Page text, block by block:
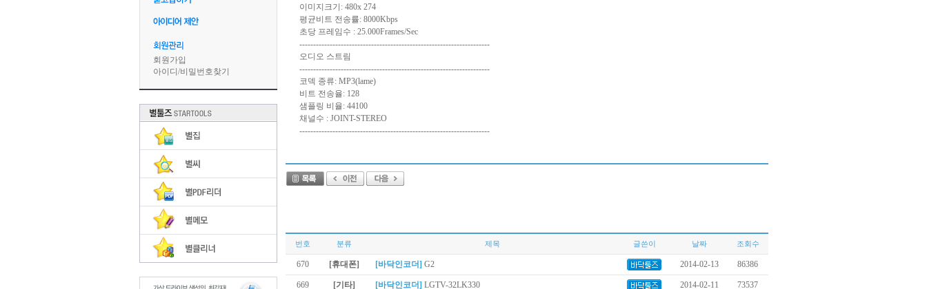
회원가입
아이디 /비밀번호찾기
이미지크기: 480x 274
평균비트 전송률: 8000Kbps
초당 프레임수 : 25.000Frames/Sec
---------------------------------------------------------------------
오디오 스트림
---------------------------------------------------------------------
코덱 종류: MP3(lame)
비트 전송율: 128
샘플링 비율: 44100
채널수 : JOINT-STEREO
---------------------------------------------------------------------
번호 분류 제목 글쓴이 날짜 조회수
670 [휴대폰] [바닥인코더] G2 2014-02-13 86386
669 [기타] [바닥인코더] LGTV-32LK330 2014-02-11 73537